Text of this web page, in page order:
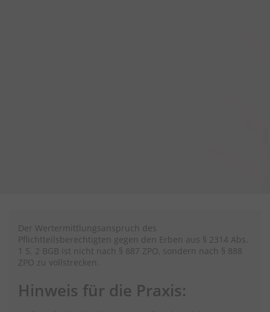
Der Wertermittlungsanspruch des
Pflichtteilsberechtigten gegen den Erben aus § 2314 Abs.
1 S. 2 BGB ist nicht nach § 887 ZPO, sondern nach § 888
ZPO zu vollstrecken.
Hinweis für die Praxis: